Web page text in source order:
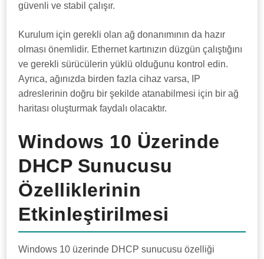
güvenli ve stabil çalışır.
Kurulum için gerekli olan ağ donanımının da hazır
olması önemlidir. Ethernet kartınızın düzgün çalıştığını
ve gerekli sürücülerin yüklü olduğunu kontrol edin.
Ayrıca, ağınızda birden fazla cihaz varsa, IP
adreslerinin doğru bir şekilde atanabilmesi için bir ağ
haritası oluşturmak faydalı olacaktır.
Windows 10 Üzerinde
DHCP Sunucusu
Özelliklerinin
Etkinleştirilmesi
Windows 10 üzerinde DHCP sunucusu özelliği